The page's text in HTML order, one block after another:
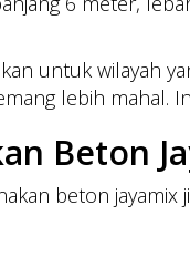
untuk wilayah
lebih mahal.
Beton
beton